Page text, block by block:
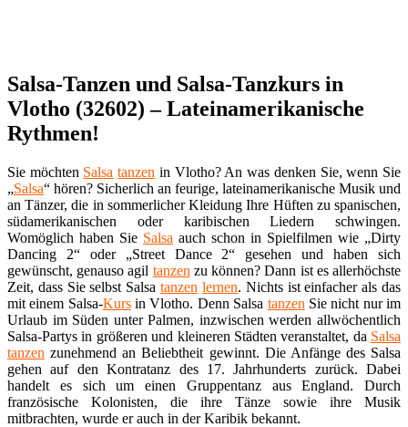
Salsa-Tanzen und Salsa-Tanzkurs in
Vlotho (32602) – Lateinamerikanische
Rythmen!
Sie möchten Salsa tanzen in Vlotho? An was denken Sie, wenn Sie
„Salsa“ hören? Sicherlich an feurige, lateinamerikanische Musik und
an Tänzer, die in sommerlicher Kleidung Ihre Hüften zu spanischen,
südamerikanischen oder karibischen Liedern schwingen.
Womöglich haben Sie Salsa auch schon in Spielfilmen wie „Dirty
Dancing 2“ oder „Street Dance 2“ gesehen und haben sich
gewünscht, genauso agil tanzen zu können? Dann ist es allerhöchste
Zeit, dass Sie selbst Salsatanzen lernen. Nichts ist einfacher als das
mit einem Salsa-Kursin Vlotho. Denn Salsa tanzen Sie nicht nur im
Urlaub im Süden unter Palmen, inzwischen werden allwöchentlich
Salsa-Partys in größeren und kleineren Städten veranstaltet, da Salsa
tanzen zunehmend an Beliebtheit gewinnt. Die Anfänge des Salsa
gehen auf den Kontratanz des 17. Jahrhunderts zurück. Dabei
handelt es sich um einen Gruppentanz aus England. Durch
französische Kolonisten, die ihre Tänze sowie ihre Musik
mitbrachten, wurde er auch in der Karibik bekannt.